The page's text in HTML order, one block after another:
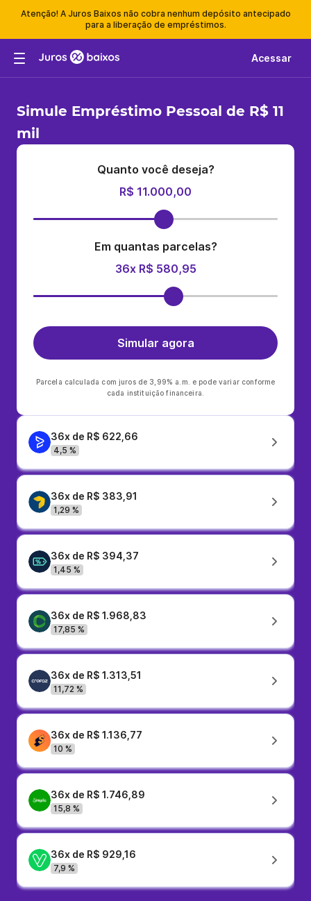
Atenção! A Juros Baixos não cobra nenhum depósito antecipado
para a liberação de empréstimos.
Acessar
Simule Empréstimo Pessoal de R$ 11
mil
Quanto você deseja?
R$ 11.000,00
Em quantas parcelas?
36x R$ 580,95
Simular agora
Parcela calculada com juros de 3,99% a.m. e pode variar conforme
cada instituição financeira.
36x de R$ 622,66
4,5 %
36x de R$ 383,91
1,29 %
36x de R$ 394,37
1,45 %
36x de R$ 1.968,83
17,85 %
36x de R$ 1.313,51
11,72 %
36x de R$ 1.136,77
10 %
36x de R$ 1.746,89
15,8 %
36x de R$ 929,16
7,9 %